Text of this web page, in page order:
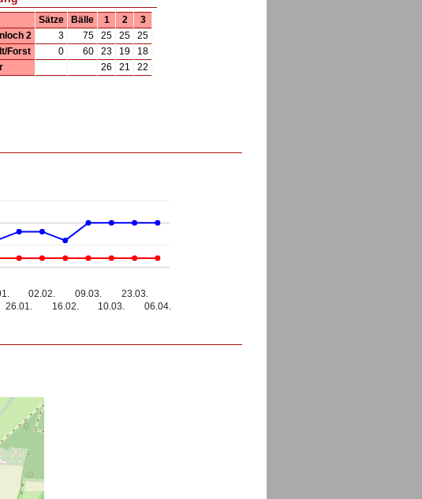
Sätze Bälle 1 2
3
2
3 75 25 25
25
Forst
0 60 23 19
18
26 21 22
26.01.
02.02.
16.02.
09.03.
10.03.
23.03.
06.04.